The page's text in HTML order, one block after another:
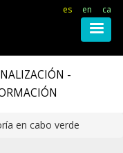
-
en cabo verde
es en ca